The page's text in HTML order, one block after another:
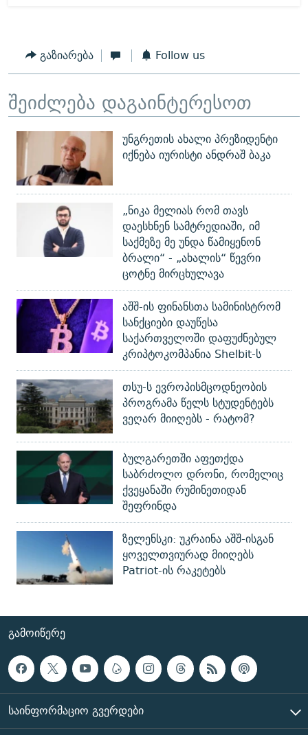
გაზიარება Follow us
შეიძლება დაგაინტერესოთ
უნგრეთის ახალი პრეზიდენტი
იქნება იურისტი ანდრაშ ბაკა
„ნიკა მელიას რომ თავს
დაესხნენ სამტრედიაში, იმ
საქმეზე მე უნდა წამიყენონ
ბრალი“ - „ახალის“ წევრი
ცოტნე მირცხულავა
აშშ-ის ფინანსთა სამინისტრომ
სანქციები დაუწესა
საქართველოში დაფუძნებულ
კრიპტოკომპანია Shelbit-ს
თსუ-ს ევროპისმცოდნეობის
პროგრამა წელს სტუდენტებს
ვეღარ მიიღებს - რატომ?
ბულგარეთში აფეთქდა
საბრძოლო დრონი, რომელიც
ქვეყანაში რუმინეთიდან
შეფრინდა
ზელენსკი: უკრაინა აშშ-ისგან
ყოველთვიურად მიიღებს
Patriot-ის რაკეტებს
ᲒᲐᲛᲝᲘᲬᲔᲠᲔ
ᲡᲐᲘᲜᲤᲝᲠᲛᲐᲪᲘᲝ ᲒᲕᲔᲠᲓᲔᲑᲘ